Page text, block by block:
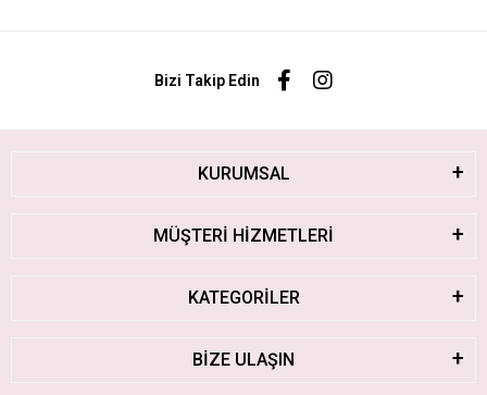
Bizi Takip Edin
KURUMSAL
MÜŞTERİ HİZMETLERİ
KATEGORİLER
BİZE ULAŞIN